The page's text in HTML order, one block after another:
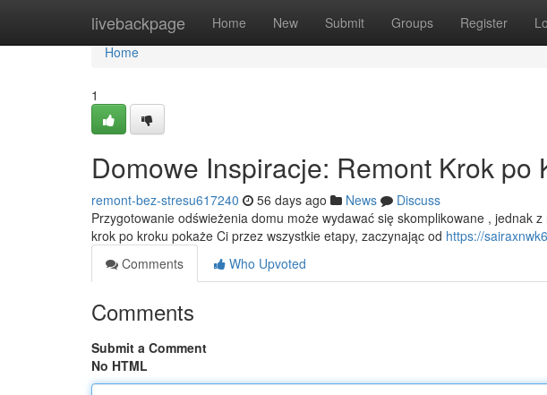
livebackpage Home New Submit Groups Register
Home
Home
1
Domowe Inspiracje: Remont Krok po
remont-bez-stresu617240 56 days ago News
Discuss
Przygotowanie odświeżenia domu może wydawać się skomplikowane , jednak
krok po kroku pokaże Ci przez wszystkie etapy, zaczynając od https://
Comments
Who Upvoted
Comments
Submit a Comment
No HTML